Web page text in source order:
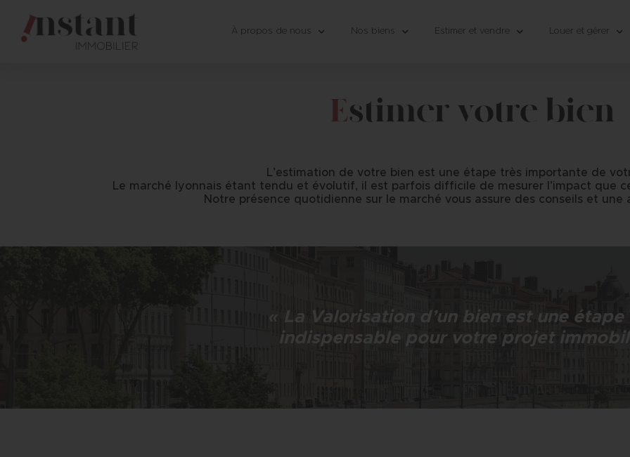
À propos de nous Nos biens Estimer et vendre Louer et gérer
Estimer votre bien
L’estimation de votre bien est une étape très importante de
Le marché lyonnais étant tendu et évolutif, il est parfois difficile de mesurer l’impact que
Notre présence quotidienne sur le marché vous assure des conseils et une
« La Valorisation d’un bien est une étape
indispensable pour votre projet